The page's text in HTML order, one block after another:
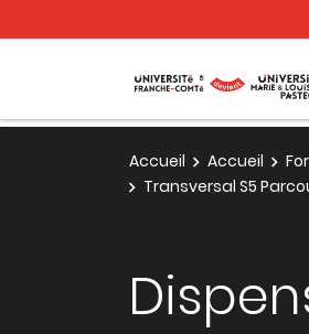
Accueil Accueil
Transversal S5